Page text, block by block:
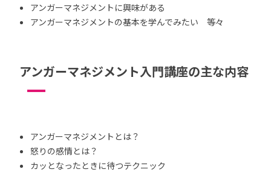
アンガーマネジメントに興味がある
アンガーマネジメントの基本を学んでみたい 等々
アンガーマネジメント入門講座の主な内容
アンガーマネジメントとは？
怒りの感情とは？
カッとなったときに待つテクニック